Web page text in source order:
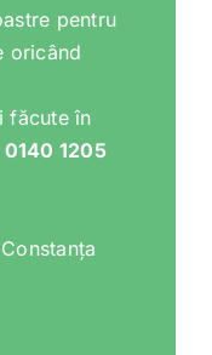
pentru
oricând
făcute în
0140 1205